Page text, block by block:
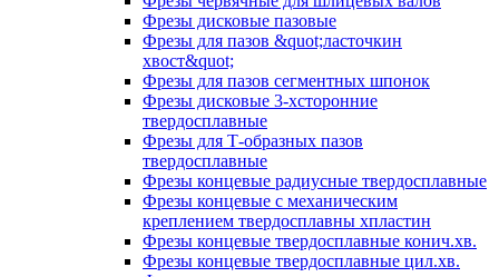
Фрезы дисковые пазовые
Фрезы для пазов &quot;ласточкин
хвост&quot;
Фрезы для пазов сегментных шпонок
Фрезы дисковые 3-хсторонние
твердосплавные
Фрезы для Т-образных пазов
твердосплавные
Фрезы концевые радиусные твердосплавные
Фрезы концевые с механическим
креплением твердосплавны хпластин
Фрезы концевые твердосплавные конич.хв.
Фрезы концевые твердосплавные цил.хв.